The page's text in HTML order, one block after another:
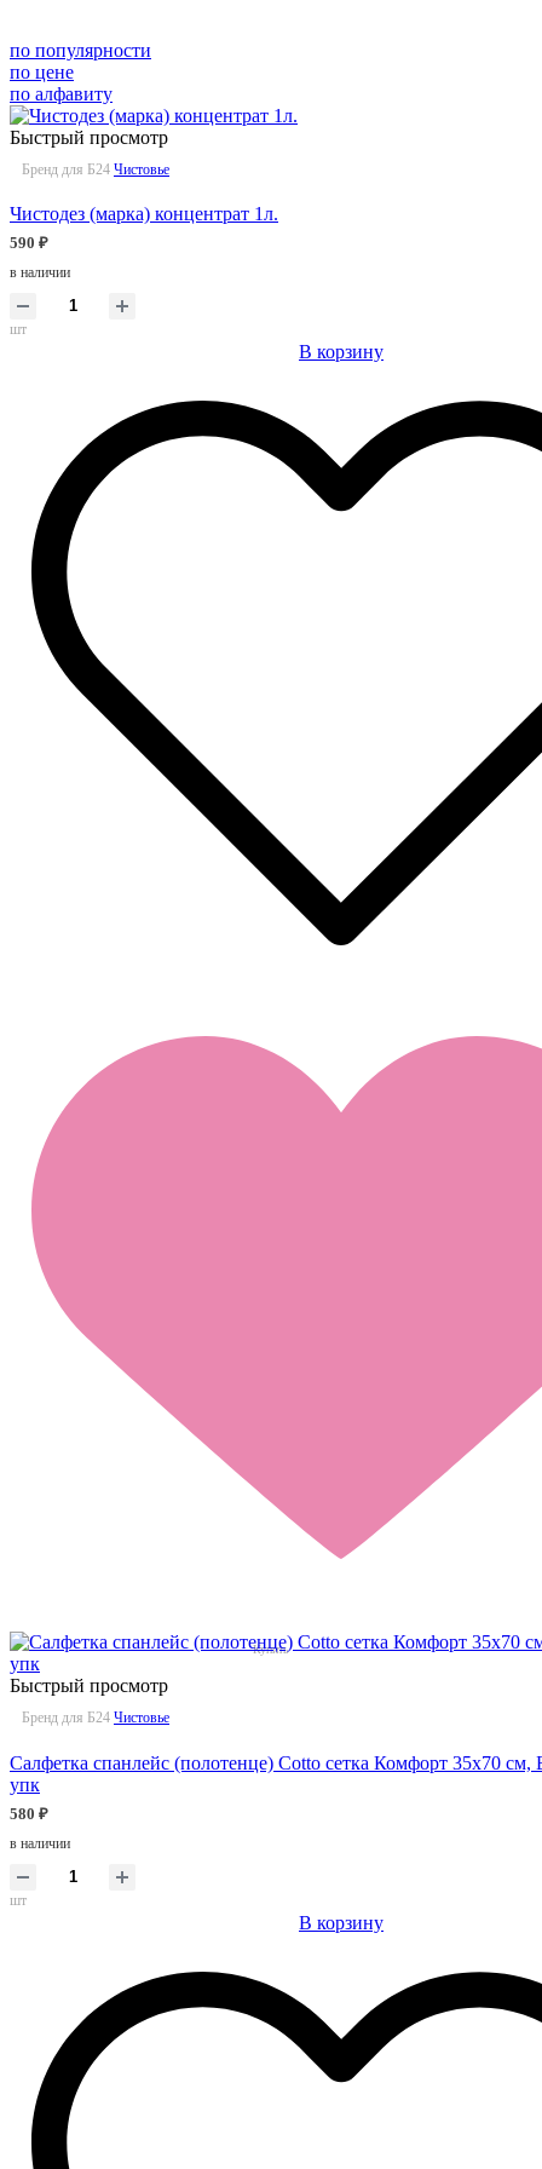
по популярности
по цене
по алфавиту
Быстрый просмотр
Бренд для Б24 Чистовье
Чистодез (марка) концентрат 1л.
590 ₽
в наличии
шт
В корзину
Быстрый просмотр
Бренд для Б24 Чистовье
Салфетка спанлейс (полотенце) Cotto сетка Комфорт 35х70
упк
580 ₽
в наличии
шт
В корзину